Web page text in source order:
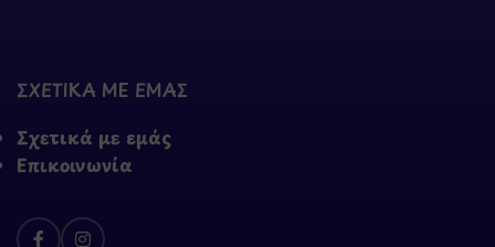
ΣΧΕΤΙΚΑ ΜΕ ΕΜΑΣ
Σχετικά με εμάς
Επικοινωνία